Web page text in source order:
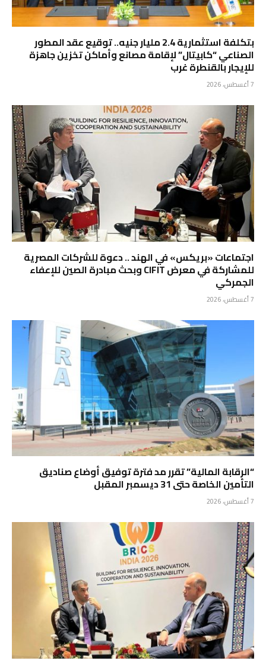
بتكلفة استثمارية 2.4 مليار جنيه.. توقيع عقد المطور
الصناعي “كابيتال” لإقامة مصانع وأماكن تخزين جاهزة
للإيجار بالقنطرة غرب
7 أغسطس، 2026
اجتماعات «بريكس» في الهند .. دعوة للشركات المصرية
للمشاركة في معرض CIFIT وبحث مبادرة الصين للإعفاء
الجمركي
7 أغسطس، 2026
“الرقابة المالية” تقرر مد فترة توفيق أوضاع صناديق
التأمين الخاصة حتى 31 ديسمبر المقبل
7 أغسطس، 2026